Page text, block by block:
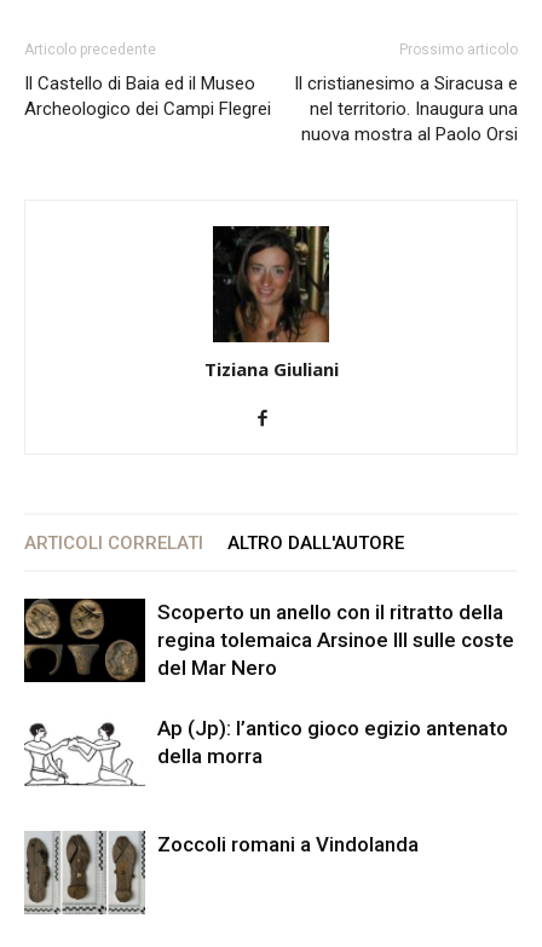
Articolo precedente
Il Castello di Baia ed il Museo
Archeologico dei Campi Flegrei
Prossimo articolo
Il cristianesimo a Siracusa e
nel territorio. Inaugura una
nuova mostra al Paolo Orsi
Tiziana Giuliani
ARTICOLI CORRELATI ALTRO DALL'AUTORE
Scoperto un anello con il ritratto della
regina tolemaica Arsinoe III sulle coste
del Mar Nero
Ap (Jp): l’antico gioco egizio antenato
della morra
Zoccoli romani a Vindolanda